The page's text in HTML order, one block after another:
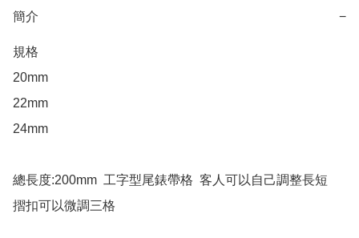
簡介 −
規格
20mm
22mm
24mm
總長度:200mm  工字型尾錶帶格  客人可以自己調整長短
摺扣可以微調三格